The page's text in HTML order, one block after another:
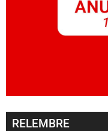
RELEMBRE